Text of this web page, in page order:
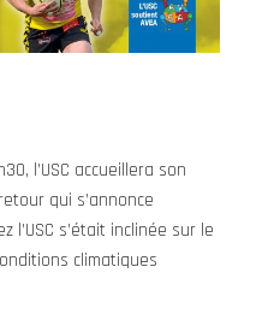
l’USC accueillera son
qui s’annonce
l’USC s’était inclinée sur le
climatiques